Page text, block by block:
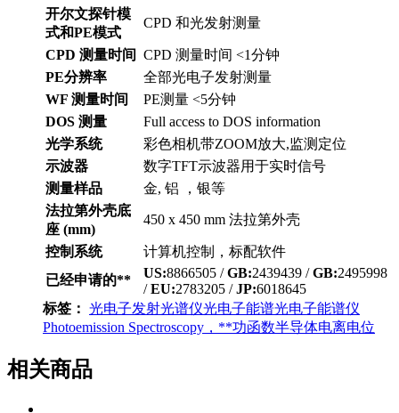
开尔文探针模
式和PE模式
CPD 和光发射测量
CPD 测量时间 CPD 测量时间 <1分钟
PE分辨率
全部光电子发射测量
WF 测量时间
PE测量 <5分钟
DOS 测量
Full access to DOS information
光学系统
彩色相机带ZOOM放大,监测定位
示波器
数字TFT示波器用于实时信号
测量样品
金, 铝 ，银等
法拉第外壳底
座 (mm)
450 x 450 mm 法拉第外壳
控制系统
计算机控制，标配软件
已经申请的**
US:8866505 /GB:2439439 /GB:2495998
/EU:2783205 /JP:6018645
标签： 光电子发射光谱仪光电子能谱光电子能谱仪
Photoemission Spectroscopy，**功函数半导体电离电位
相关商品